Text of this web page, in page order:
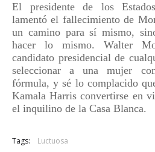
El presidente de los
lamentó el fallecimiento de
un camino para sí mismo,
hacer lo mismo. Walter
candidato presidencial de
seleccionar a una mujer
fórmula, y sé lo complacido
Kamala Harris convertirse en
el inquilino de la Casa Blanca.
Tags: Luctuosa